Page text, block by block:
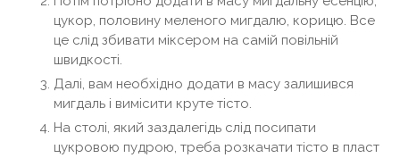
цукор, половину меленого мигдалю, корицю. Все
це слід збивати міксером на самій повільній
швидкості.
Далі, вам необхідно додати в масу залишився
мигдаль і вимісити круте тісто.
На столі, який заздалегідь слід посипати
цукровою пудрою, треба розкачати тісто в пласт